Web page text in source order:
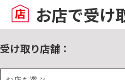
お店で受け
受け取り店舗：